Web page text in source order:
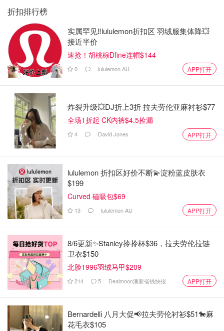
折扣排行榜
实属罕见‼️lululemon折扣区 羽绒服集体降💥
接近半价
速抢！胡桃棕Dfine连帽$144
0 lululemon AU APP打开
炸裂升级💥DJ折上3折 拉夫劳伦亚麻衬衫$77
全场1折起 CK内裤$4.5捡漏
4 David Jones APP打开
lululemon 折扣区好价不断💫淀粉蓝皮肤衣
$199
Curved 磁吸包$69
13 lululemon AU APP打开
8/6更新✨Stanley拎拎杯$36，拉夫劳伦拉链
卫衣$150
北脸1996羽绒马甲$209
214 5 Dealmoon澳新省钱快报 APP打开
Bernardelli 八月大促📢拉夫劳伦衬衫$51🐎麻
花毛衣$105